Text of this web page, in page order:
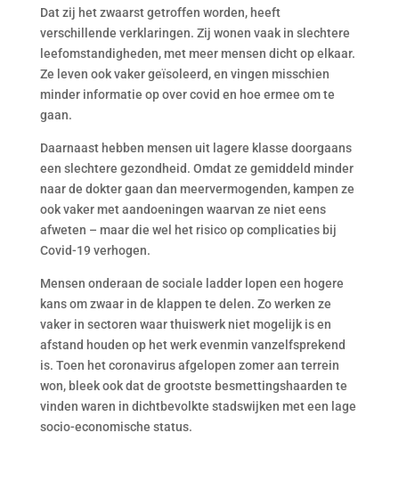
Dat zij het zwaarst getroffen worden, heeft
verschillende verklaringen. Zij wonen vaak in slechtere
leefomstandigheden, met meer mensen dicht op elkaar.
Ze leven ook vaker geïsoleerd, en vingen misschien
minder informatie op over covid en hoe ermee om te
gaan.
Daarnaast hebben mensen uit lagere klasse doorgaans
een slechtere gezondheid. Omdat ze gemiddeld minder
naar de dokter gaan dan meervermogenden, kampen ze
ook vaker met aandoeningen waarvan ze niet eens
afweten – maar die wel het risico op complicaties bij
Covid-19 verhogen.
Mensen onderaan de sociale ladder lopen een hogere
kans om zwaar in de klappen te delen. Zo werken ze
vaker in sectoren waar thuiswerk niet mogelijk is en
afstand houden op het werk evenmin vanzelfsprekend
is. Toen het coronavirus afgelopen zomer aan terrein
won, bleek ook dat de grootste besmettingshaarden te
vinden waren in dichtbevolkte stadswijken met een lage
socio-economische status.